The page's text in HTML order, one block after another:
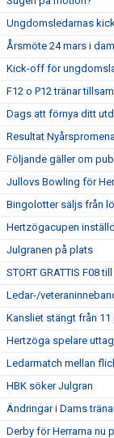
Ungdomsledarnas
Årsmöte 24 mars i
Kick-off för
F12 o P12 tränar
Dags att förnya ditt
Resultat
Följande gäller om
Jullovs Bowling för
Bingolotter säljs från
Hertzögacupen inställd
Julgranen på plats
STORT GRATTIS F08
Ledar-/
Kansliet stängt från
Hertzöga spelare
Ledarmatch mellan
HBK söker Julgran
Ändringar i Dams
Derby för Herrarna nu